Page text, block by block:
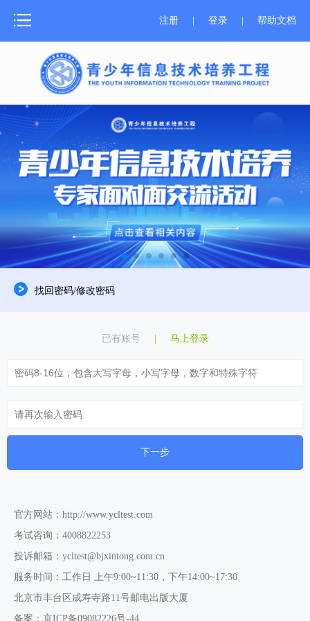
网站首页
测评介绍
新闻中心
测评报名
成绩证书
学习资源
师资培训
关于器材
关于我们
注册 登录 帮助文档
找回密码/修改密码
已有账号 马上登录
下一步
官方网站：http://www.ycltest.com
考试咨询：4008822253
投诉邮箱：ycltest@bjxintong.com.cn
服务时间：工作日 上午9:00~11:30，下午14:00~17:30
北京市丰台区成寿寺路11号邮电出版大厦
备案：京ICP备09082226号-44